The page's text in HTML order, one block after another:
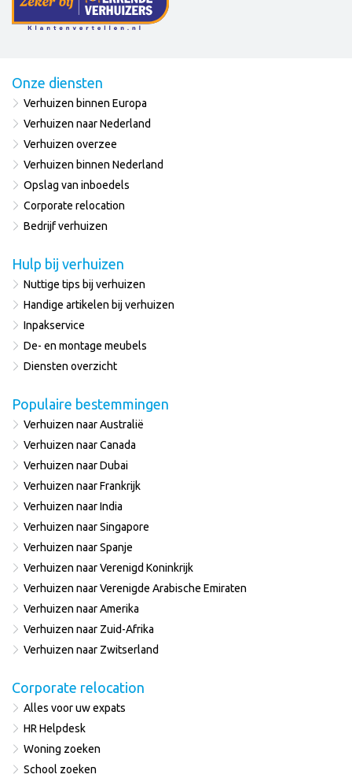
Onze diensten
Verhuizen binnen Europa
Verhuizen naar Nederland
Verhuizen overzee
Verhuizen binnen Nederland
Opslag van inboedels
Corporate relocation
Bedrijf verhuizen
Hulp bij verhuizen
Nuttige tips bij verhuizen
Handige artikelen bij verhuizen
Inpakservice
De- en montage meubels
Diensten overzicht
Populaire bestemmingen
Verhuizen naar Australië
Verhuizen naar Canada
Verhuizen naar Dubai
Verhuizen naar Frankrijk
Verhuizen naar India
Verhuizen naar Singapore
Verhuizen naar Spanje
Verhuizen naar Verenigd Koninkrijk
Verhuizen naar Verenigde Arabische Emiraten
Verhuizen naar Amerika
Verhuizen naar Zuid-Afrika
Verhuizen naar Zwitserland
Corporate relocation
Alles voor uw expats
HR Helpdesk
Woning zoeken
School zoeken